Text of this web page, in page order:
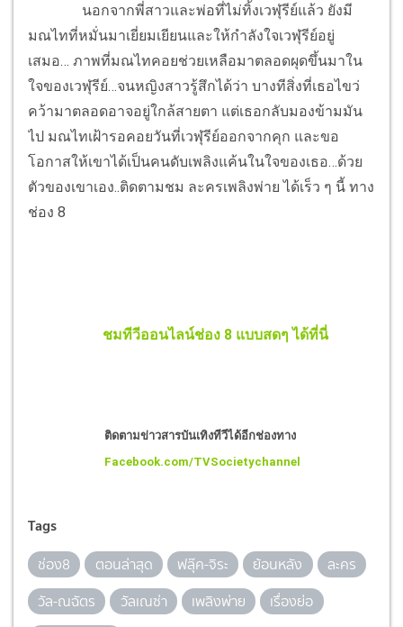
นอกจากพี่สาวและพ่อที่ไม่ทิ้งเวฬุรีย์แล้ว ยังมี
มณไทที่หมั่นมาเยี่ยมเยียนและให้กำลังใจเวฬุรีย์อยู่
เสมอ… ภาพที่มณไทคอยช่วยเหลือมาตลอดผุดขึ้นมาใน
ใจของเวฬุรีย์…จนหญิงสาวรู้สึกได้ว่า บางทีสิ่งที่เธอไขว่
คว้ามาตลอดอาจอยู่ใกล้สายตา แต่เธอกลับมองข้ามมัน
ไป มณไทเฝ้ารอคอยวันที่เวฬุรีย์ออกจากคุก และขอ
โอกาสให้เขาได้เป็นคนดับเพลิงแค้นในใจของเธอ…ด้วย
ตัวของเขาเอง..ติดตามชม ละครเพลิงพ่าย ได้เร็ว ๆ นี้ ทาง
ช่อง 8
ชมทีวีออนไลน์ช่อง 8 แบบสดๆ ได้ที่นี่
ติดตามข่าวสารบันเทิงทีวีได้อีกช่องทาง
Facebook.com/TVSocietychannel
Tags
ช่อง8 ตอนล่าสุด ฟลุ๊ค-จิระ ย้อนหลัง
ละคร
วัล-ณฉัตร
วัลเณซ่า เพลิงพ่าย
เรื่องย่อ